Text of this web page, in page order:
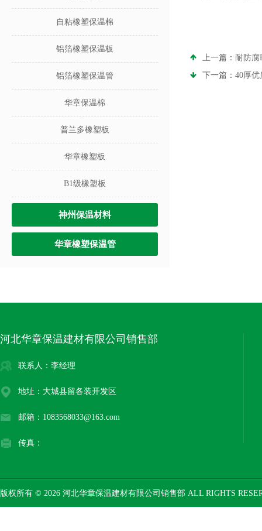
自粘橡塑保温棉
铝箔橡塑保温板
铝箔橡塑保温管
华章保温棉
普兰多橡塑板
华章橡塑板
B1级橡塑板
神州保温材料
华章橡塑保温管
上一篇： 耐防腐
下一篇： 40厚优
河北华章保温建材有限公司销售部
联系人：李经理
地址：大城县留各装开发区
邮箱：1083568033@163.com
传真：
版权所有 © 2026 河北华章保温建材有限公司销售部 ALL RIGHTS